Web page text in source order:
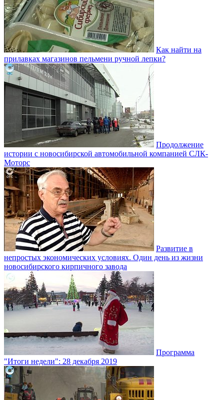
Как найти на
прилавках магазинов пельмени ручной лепки?
Продолжение
истории с новосибирской автомобильной компанией СЛК-
Моторс
Развитие в
непростых экономических условиях. Один день из жизни
новосибирского кирпичного завода
Программа
"Итоги недели": 28 декабря 2019